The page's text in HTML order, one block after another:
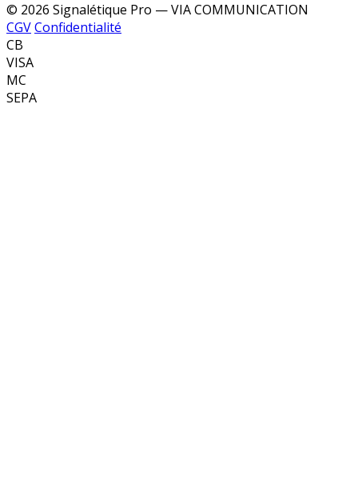
© 2026 Signalétique Pro — VIA COMMUNICATION
CGVConfidentialité
CB
VISA
MC
SEPA